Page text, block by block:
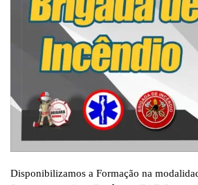
Disponibilizamos a Formação na